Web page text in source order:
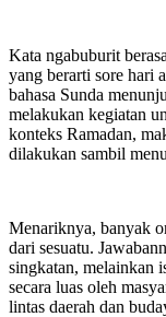
Kata ngabuburit
yang berarti sore hari
bahasa Sunda
melakukan kegiatan
konteks Ramadan,
dilakukan sambil
Menariknya, banyak
dari sesuatu.
singkatan, melainkan
secara luas oleh
lintas daerah dan